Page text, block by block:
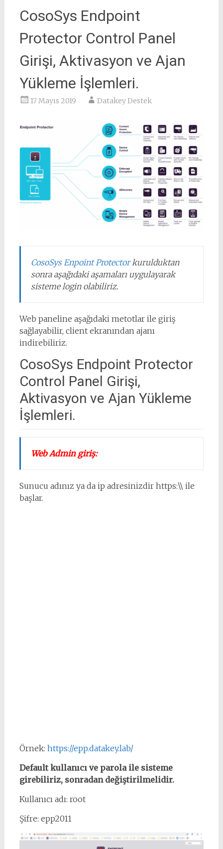
CosoSys Endpoint
Protector Control Panel
Girişi, Aktivasyon ve Ajan
Yükleme İşlemleri.
17 Mayıs 2019 Datakey Destek
CosoSys Enpoint Protectorkurulduktan
sonra aşağıdaki aşamaları uygulayarak
sisteme login olabiliriz.
Web paneline aşağıdaki metotlar ile giriş
sağlayabilir, client ekranından ajanı
indirebiliriz.
CosoSys Endpoint Protector
Control Panel Girişi,
Aktivasyon ve Ajan Yükleme
İşlemleri.
Web Admin giriş:
Sunucu adınız ya da ip adresinizdir https:\\ ile
başlar.
Örnek: https://epp.datakey.lab/
Default kullanıcı ve parola ile sisteme
girebiliriz, sonradan değiştirilmelidir.
Kullanıcı adı: root
Şifre: epp2011